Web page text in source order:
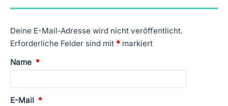
Deine E-Mail-Adresse wird nicht veröffentlicht.
Erforderliche Felder sind mit * markiert
Name *
E-Mail *